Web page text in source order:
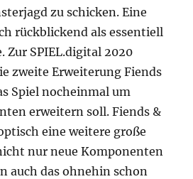
zu schicken. Eine
rückblickend als essentiell
Zur SPIEL.digital 2020
zweite Erweiterung Fiends
Spiel nocheinmal um
erweitern soll. Fiends &
eine weitere große
nur neue Komponenten
auch das ohnehin schon